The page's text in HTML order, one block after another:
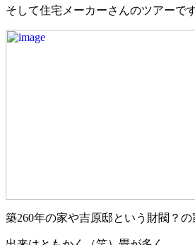
そして住宅メーカーさんのツアーで
築260年の家や吉原邸という財閥？の